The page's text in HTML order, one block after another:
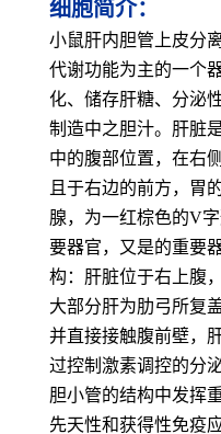
细胞简介：
小鼠肝内胆管上皮分
代谢功能为主的一个
化、储存肝糖、分泌
制造中之胆汁。肝脏
中的腹部位置，在右
且于右边的前方，胃
腺，为一红棕色的V
要器官，又是的重要
构：肝脏位于右上腹
大部分肝为肋弓所复
并直接接触腹前壁，
过控制激素调控的分
胆小管的结构中发挥
先天性和获得性免疫